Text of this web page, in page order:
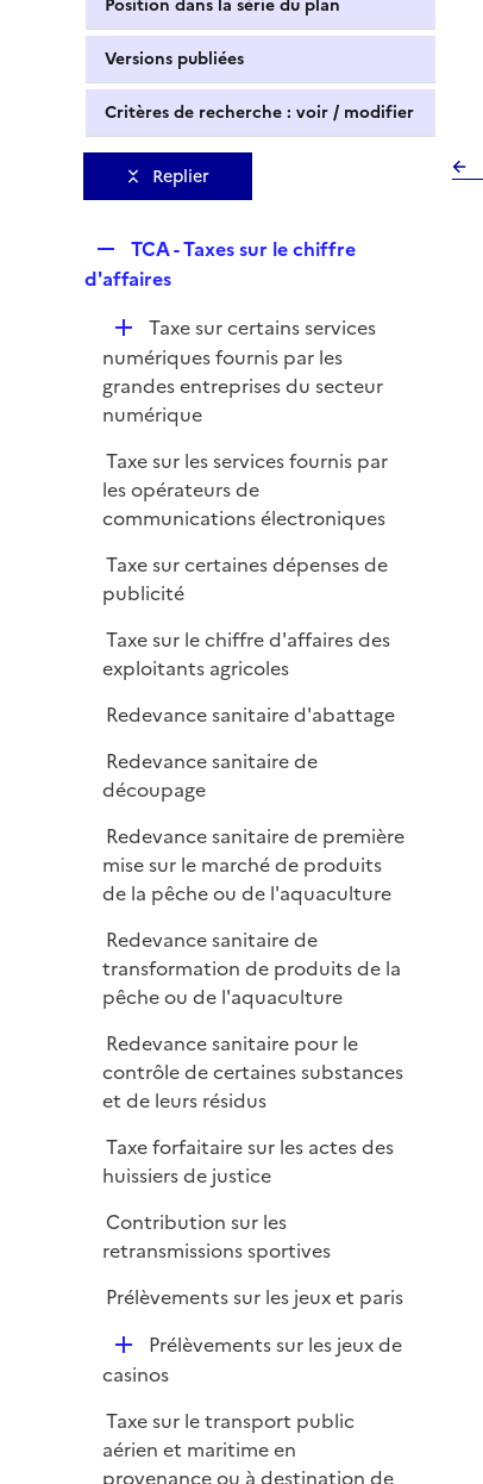
Position dans la série du plan
Versions publiées
Critères de recherche : voir / modifier
Replier
e
l
i
e
r
TCA - Taxes sur le chiffre
d'affaires
D
é
p
l
e
r
Taxe sur certains services
numériques fournis par les
grandes entreprises du secteur
numérique
Taxe sur les services fournis par
les opérateurs de
communications électroniques
Taxe sur certaines dépenses de
publicité
Taxe sur le chiffre d'affaires des
exploitants agricoles
Redevance sanitaire d'abattage
Redevance sanitaire de
découpage
Redevance sanitaire de première
mise sur le marché de produits
de la pêche ou de l'aquaculture
Redevance sanitaire de
transformation de produits de la
pêche ou de l'aquaculture
Redevance sanitaire pour le
contrôle de certaines substances
et de leurs résidus
Taxe forfaitaire sur les actes des
huissiers de justice
Contribution sur les
retransmissions sportives
Prélèvements sur les jeux et paris
D
é
l
i
Prélèvements sur les jeux de
casinos
Taxe sur le transport public
aérien et maritime en
provenance ou à destination de